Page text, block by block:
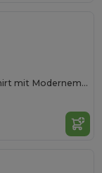
Kinder Bio-Baumwoll T-Shirt mit Modernem Schnitt